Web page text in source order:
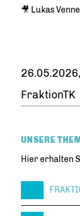
🎥 Lukas
FraktionTK
UNSERE
Hier erhalten